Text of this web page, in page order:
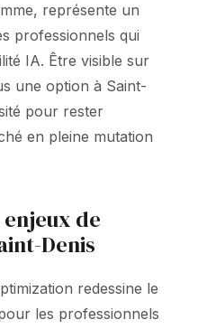
représente un
professionnels qui
IA. Être visible sur
une option à Saint-
pour rester
en pleine mutation
de
Denis
redessine le
les professionnels